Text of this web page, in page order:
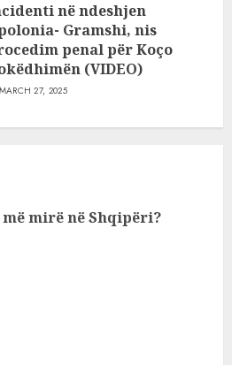
në ndeshjen
Gramshi, nis
penal për Koço
(VIDEO)
MARCH 27, 2025
mirë në Shqipëri?